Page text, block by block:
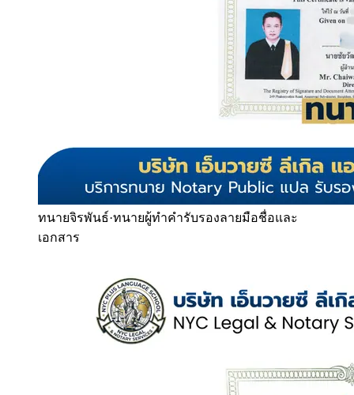
ทนายจิรพันธ์·ทนายผู้ทำคำรับรองลายมือชื่อและ
เอกสาร